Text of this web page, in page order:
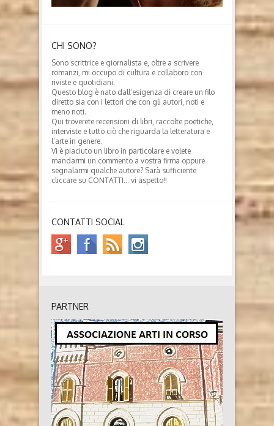
CHI SONO?
Sono scrittrice e giornalista e, oltre a scrivere
romanzi, mi occupo di cultura e collaboro con
riviste e quotidiani.
Questo blog è nato dall’esigenza di creare un filo
diretto sia con i lettori che con gli autori, noti e
meno noti.
Qui troverete recensioni di libri, raccolte poetiche,
interviste e tutto ciò che riguarda la letteratura e
l’arte in genere.
Vi è piaciuto un libro in particolare e volete
mandarmi un commento a vostra firma oppure
segnalarmi qualche autore? Sarà sufficiente
cliccare su CONTATTI… vi aspetto!!
CONTATTI SOCIAL
PARTNER